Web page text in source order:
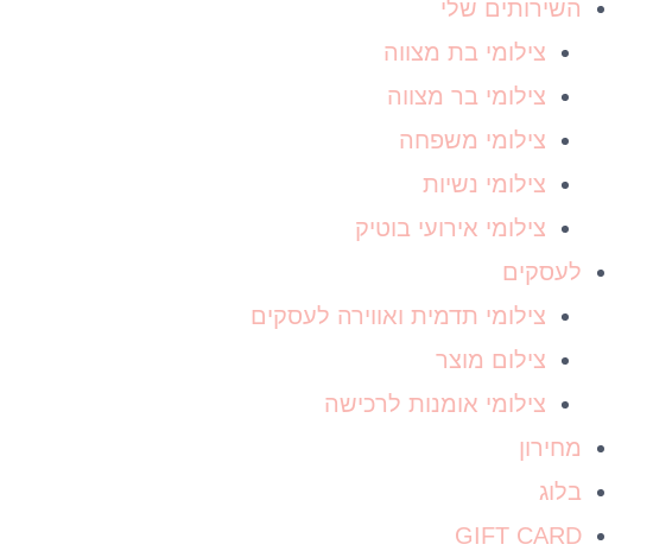
השירותים שלי
צילומי בת מצווה
צילומי בר מצווה
צילומי משפחה
צילומי נשיות
צילומי אירועי בוטיק
לעסקים
צילומי תדמית ואווירה לעסקים
צילום מוצר
צילומי אומנות לרכישה
מחירון
בלוג
GIFT CARD